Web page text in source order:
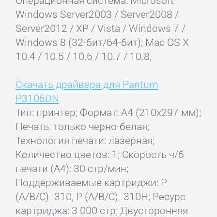
Windows Server2003 / Server2008 /
Server2012 / XP / Vista / Windows 7 /
Windows 8 (32-бит/64-бит); Mac OS X
10.4 / 10.5 / 10.6 / 10.7 / 10.8;
Скачать драйвера для Pantum
P3105DN
Тип: принтер; Формат: A4 (210x297 мм);
Печать: только черно-белая;
Технология печати: лазерная;
Количество цветов: 1; Скорость ч/б
печати (А4): 30 стр/мин;
Поддерживаемые картриджи: P
(A/B/C) -310, P (A/B/C) -310H; Ресурс
картриджа: 3 000 стр; Двусторонняя